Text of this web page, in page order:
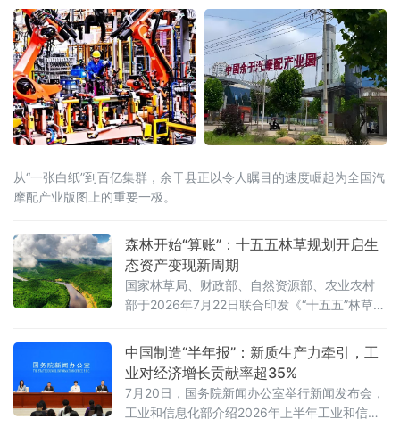
从“一张白纸”到百亿集群，余干县正以令人瞩目的速度崛起为全国汽
摩配产业版图上的重要一极。
森林开始“算账”：十五五林草规划开启生
态资产变现新周期
国家林草局、财政部、自然资源部、农业农村
部于2026年7月22日联合印发《“十五五”林草保
领性文件首次将“林草碳汇交易量”和“生态产品
溢价率”列为省级年度考核硬指标，并明确到
2030年全国森林覆盖率达到25.5%、森林蓄积
量增至224亿立方米、草原综合植被盖度稳定在
58%以上。规划期内的林草碳汇累计交易目标
中国制造“半年报”：新质生产力牵引，工
业对经济增长贡献率超35%
7月20日，国务院新闻办公室举行新闻发布会，
工业和信息化部介绍2026年上半年工业和信息